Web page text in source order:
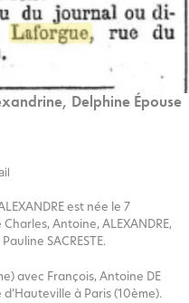
Delphine Épouse
est née le 7
Antoine, ALEXANDRE,
SACRESTE.
avec François, Antoine DE
d’Hauteville à Paris (10ème).